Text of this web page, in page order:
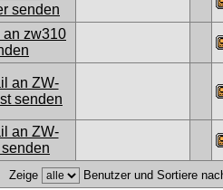
Zeige Benutzer und Sortiere